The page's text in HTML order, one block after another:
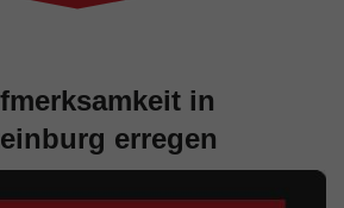
in
erregen